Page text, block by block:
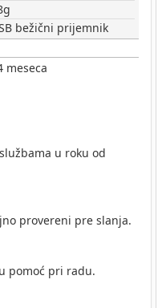
bežični prijemnik
meseca
u roku od
provereni pre slanja.
pomoć pri radu.